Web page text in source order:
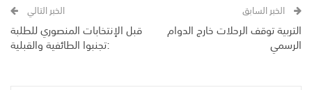
الخبر السابق
التربية توقف الرحلات خارج الدوام
الرسمي
الخبر التالي
قبل الإنتخابات المنصوري للطلبة
:تجنبوا الطائفية والقبلية